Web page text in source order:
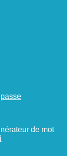
de mot